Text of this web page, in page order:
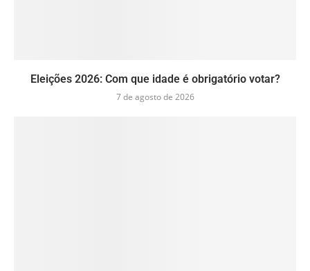
Eleições 2026: Com que idade é obrigatório votar?
7 de agosto de 2026